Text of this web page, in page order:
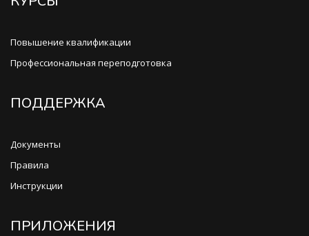
Повышение квалификации
Профессиональная переподготовка
ПОДДЕРЖКА
Документы
Правила
Инструкции
ПРИЛОЖЕНИЯ